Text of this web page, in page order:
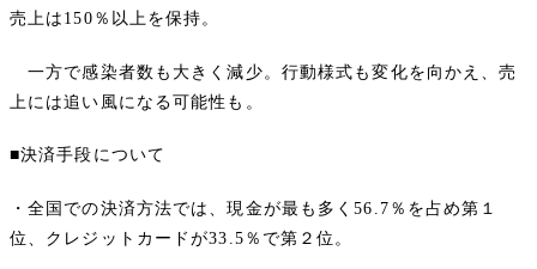
売上は150％以上を保持。
一方で感染者数も大きく減少。行動様式も変化を向かえ、売
上には追い風になる可能性も。
■決済手段について
・全国での決済方法では、現金が最も多く56.7％を占め第１
位、クレジットカードが33.5％で第２位。